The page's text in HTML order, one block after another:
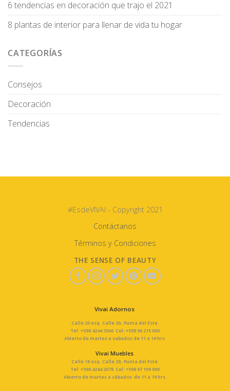
6 tendencias en decoración que trajo el 2021
8 plantas de interior para llenar de vida tu hogar
CATEGORÍAS
Consejos
Decoración
Tendencias
#EsdeVIVAI - Copyright 2021
Contáctanos
Términos y Condiciones
THE SENSE OF BEAUTY
Vivai Adornos
Calle 20 esq. Calle 30, Punta del Este.
Tel: +598 4244 3566 Cel: +598 96 215 000
Abierto de martes a sabados de 11 a 19 hrs.
Vivai Muebles
Calle 18 esq. Calle 29, Punta del Este.
Tel: +598 4244 2678 Cel: +598 97 109 900
Abierto de martes a sábados de 11 a 19 hrs.